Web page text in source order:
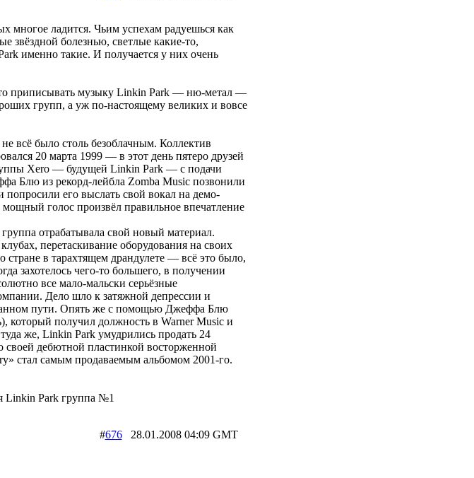
многое ладится. Чьим успехам радуешься как
звёздной болезнью, светлые какие-то,
именно такие. И получается у них очень
приписывать музыку Linkin Park — ню-метал —
групп, а уж по-настоящему великих и вовсе
всё было столь безоблачным. Коллектив
20 марта 1999 — в этот день пятеро друзей
Xero — будущей Linkin Park — с подачи
Блю из рекорд-лейбла Zomba Music позвонили
попросили его выслать свой вокал на демо-
голос произвёл правильное впечатление
отрабатывала свой новый материал.
перетаскивание оборудования на своих
стране в тарахтящем драндулете — всё это было,
захотелось чего-то большего, в получении
все мало-мальски серьёзные
Дело шло к затяжной депрессии и
пути. Опять же с помощью Джеффа Блю
который получил должность в Warner Music и
же, Linkin Park умудрились продать 24
своей дебютной пластинкой восторженной
стал самым продаваемым альбомом 2001-го.
Linkin Park группа №1
#67628.01.2008 04:09 GMT